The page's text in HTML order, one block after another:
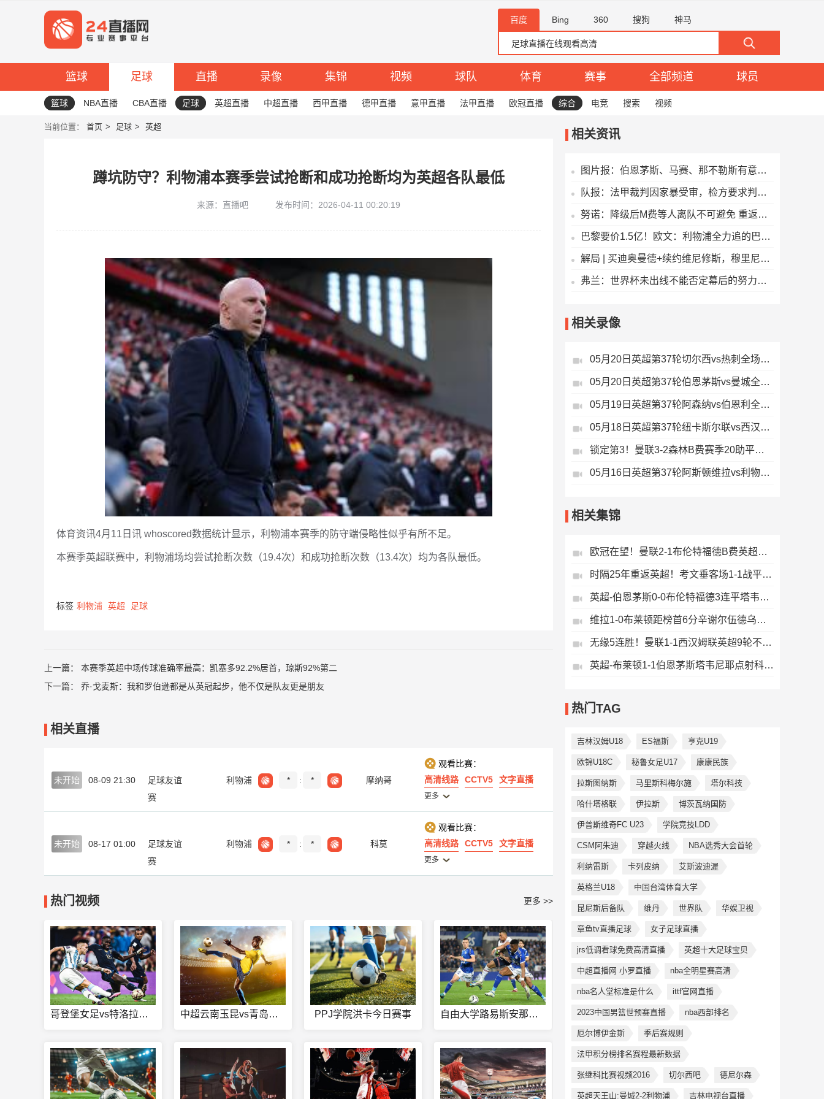
百度 Bing 360 搜狗 神马
篮球 足球 直播 录像 集锦 视频 球队 体育 赛事 全部频道 球员
篮球 NBA直播 CBA直播 足球 英超直播 中超直播 西甲直播 德甲直播 意甲直播 法甲直播 欧冠直播 综合 电竞 搜索 视频
当前位置： 首页 足球 英超
蹲坑防守？利物浦本赛季尝试抢断和成功抢断均为英超各队最低
来源：直播吧 发布时间：2026-04-11 00:20:19
体育资讯4月11日讯 whoscored数据统计显示，利物浦本赛季的防守端侵略性似乎有所不足。
本赛季英超联赛中，利物浦场均尝试抢断次数（19.4次）和成功抢断次数（13.4次）均为各队最低。
标签 利物浦 英超 足球
上一篇： 本赛季英超中场传球准确率最高：凯塞多92.2%居首，琼斯92%第二
下一篇： 乔·戈麦斯：我和罗伯逊都是从英冠起步，他不仅是队友更是朋友
相关直播
未开始 08-09 21:30
足球友谊
赛
利物浦 * : * 摩纳哥
观看比赛：
高清线路
CCTV5 文字直播
更多
未开始 08-17 01:00
足球友谊
赛
利物浦 * : * 科莫
观看比赛：
高清线路
CCTV5 文字直播
更多
热门视频 更多 >>
哥登堡女足vs特洛拉坦斯女足直播 中超云南玉昆vs青岛海牛直播 PPJ学院洪卡今日赛事 自由大学路易斯安那理工大学今日赛事
相关资讯
图片报：伯恩茅斯、马赛、那不勒斯有意阿图伯鲁，但尚未报价
队报：法甲裁判因家暴受审，检方要求判处其18个月监禁缓刑
努诺：降级后M费等人离队不可避免 重返英超是西汉姆联首要目标
巴黎要价1.5亿！欧文：利物浦全力追的巴尔科拉太贵 鲍文不就挺好
解局 | 买迪奥曼德+续约维尼修斯，穆里尼奥要带皇马反击！
弗兰：世界杯未出线不能否定幕后的努力，相信好的结果会到来
相关录像
05月20日英超第37轮切尔西vs热刺全场录像
05月20日英超第37轮伯恩茅斯vs曼城全场录像
05月19日英超第37轮阿森纳vs伯恩利全场录像
05月18日英超第37轮纽卡斯尔联vs西汉姆联全场录像
锁定第3！曼联3-2森林B费赛季20助平英超纪录卡塞米罗主场告别
05月16日英超第37轮阿斯顿维拉vs利物浦全场录像
相关集锦
欧冠在望！曼联2-1布伦特福德B费英超第19助卡塞米罗舍什科破门
时隔25年重返英超！考文垂客场1-1战平布莱克本提前3轮直升英超
英超-伯恩茅斯0-0布伦特福德3连平塔韦尼耶两中柱小蜜蜂仍居第7
维拉1-0布莱顿距榜首6分辛谢尔伍德乌龙米尔纳追平英超登场纪录
无缘5连胜！曼联1-1西汉姆联英超9轮不败舍什科替补96分钟绝平
英超-布莱顿1-1伯恩茅斯塔韦尼耶点射科斯托拉斯补时倒钩扳平
热门TAG
吉林汉姆U18 ES福斯 亨克U19
欧锦U18C 秘鲁女足U17 康康民族
拉斯图纳斯 马里斯科梅尔施 塔尔科技
哈什塔格联 伊拉斯 博茨瓦纳国防
伊普斯维奇FC U23 学院竞技LDD
CSM阿朱迪 穿越火线 NBA选秀大会首轮
利纳雷斯 卡列皮纳 艾斯波迪渥
英格兰U18 中国台湾体育大学
昆尼斯后备队 维丹 世界队 华娱卫视
章鱼tv直播足球 女子足球直播
jrs低调看球免费高清直播 英超十大足球宝贝
中超直播网 小罗直播 nba全明星赛高清
nba名人堂标准是什么 ittf官网直播
2023中国男篮世预赛直播 nba西部排名
厄尔博伊金斯 季后赛规则
法甲积分榜排名赛程最新数据
张继科比赛视频2016 切尔西吧 德尼尔森
英超天王山:曼城2-2利物浦 吉林电视台直播